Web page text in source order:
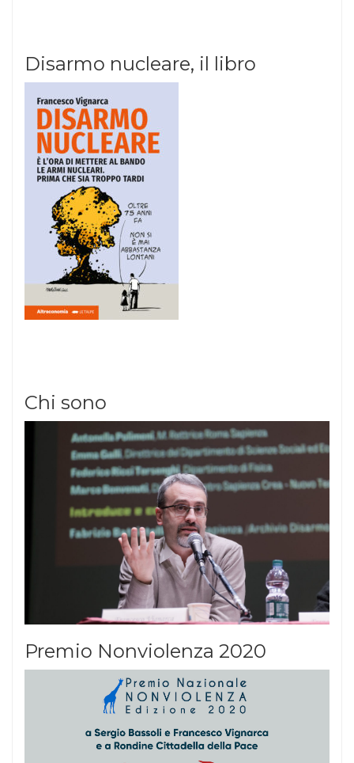
Disarmo nucleare, il libro
Chi sono
Premio Nonviolenza 2020